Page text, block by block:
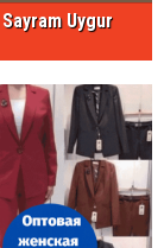
Uygur